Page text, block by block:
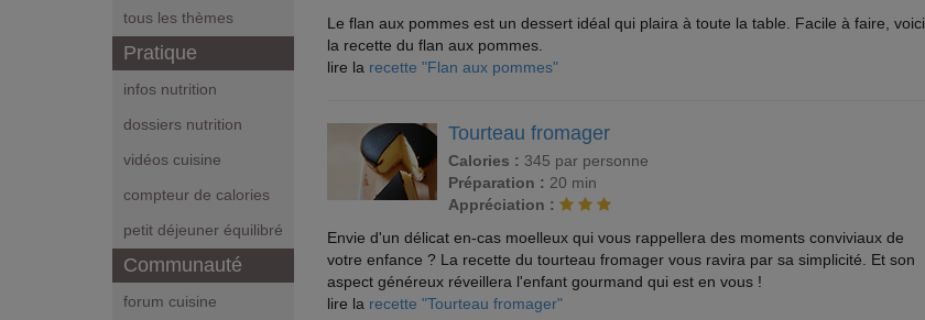
tous les thèmes
Pratique
infos nutrition
dossiers nutrition
vidéos cuisine
compteur de calories
petit déjeuner équilibré
Communauté
forum cuisine
Le flan aux pommes est un dessert idéal qui plaira à toute la table. Facile à faire, voici
la recette du flan aux pommes.
lire la recette "Flan aux pommes"
Tourteau fromager
Calories : 345 par personne
Préparation : 20 min
Appréciation :
Envie d'un délicat en-cas moelleux qui vous rappellera des moments conviviaux de
votre enfance ? La recette du tourteau fromager vous ravira par sa simplicité. Et son
aspect généreux réveillera l'enfant gourmand qui est en vous !
lire la recette "Tourteau fromager"